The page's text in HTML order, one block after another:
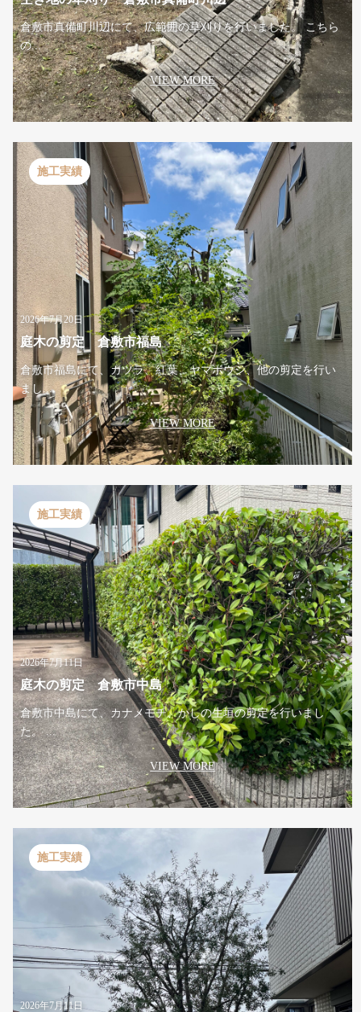
倉敷市真備町川辺にて、広範囲の草刈りを行いました。 こちら
の...
VIEW MORE
施工実績
2026年7月20日
庭木の剪定 倉敷市福島
倉敷市福島にて、カツラ、紅葉、ヤマボウシ、他の剪定を行い
まし...
VIEW MORE
施工実績
2026年7月11日
庭木の剪定 倉敷市中島
倉敷市中島にて、カナメモチ、かしの生垣の剪定を行いまし
た。 ...
VIEW MORE
施工実績
2026年7月11日